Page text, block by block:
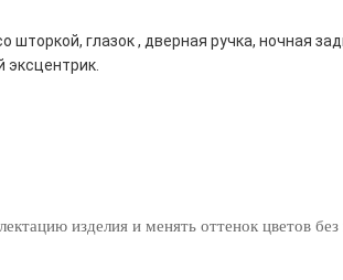
шторкой, глазок , дверная ручка, ночная
эксцентрик.
изделия и менять оттенок цветов без